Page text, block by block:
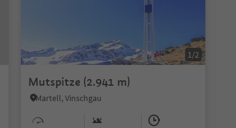
1/2
Mutspitze (2.941 m)
Martell, Vinschgau